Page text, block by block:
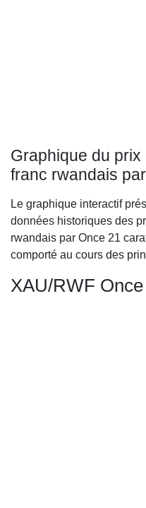
Graphique du prix
franc rwandais
Le graphique interactif
données historiques des
rwandais par Once 21
comporté au cours des
XAU/RWF